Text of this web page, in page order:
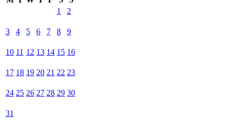
1
2
3 4 5 6 7 8 9
10 11 12 13 14 15 16
17 18 19 20 21 22 23
24 25 26 27 28 29 30
31